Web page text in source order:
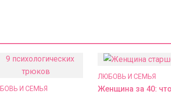
И СЕМЬЯ
ЛЮБОВЬ И СЕМЬЯ
Женщина за 40: